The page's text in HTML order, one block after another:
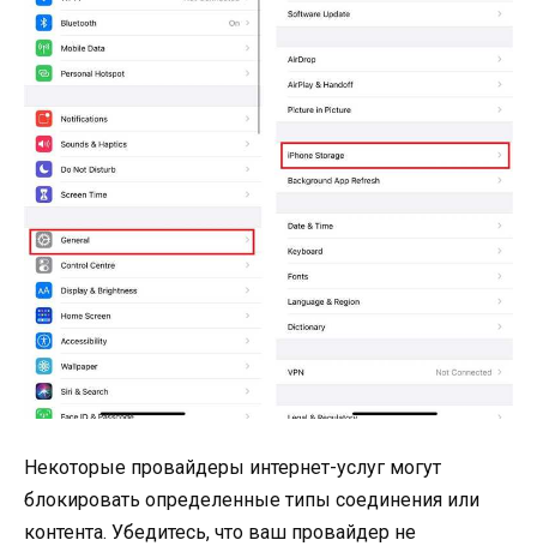
Некоторые провайдеры интернет-услуг могут
блокировать определенные типы соединения или
контента. Убедитесь, что ваш провайдер не